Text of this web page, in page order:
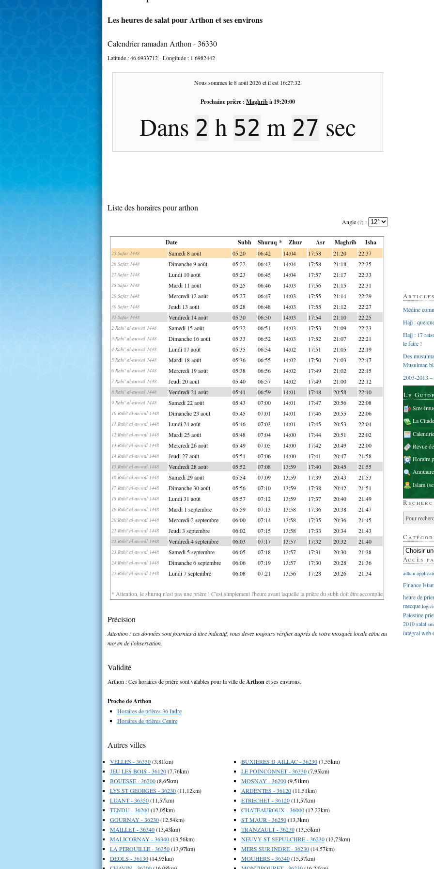
Les heures de salat pour Arthon et ses environs
Calendrier ramadan Arthon - 36330
Latitude :46.6933712- Longitude : 1.6982442
Nous sommes le8 août 2026et il est 16:27:33.
Prochaine prière : Maghribà 19:20:00
Dans 2 h 52 m 26 sec
Liste des horaires pour arthon
Angle (?) :
Date Subh Shuruq * Zhur Asr Maghrib Isha
25 Safar 1448 Samedi 8 août 05:20 06:42 14:04 17:58 21:20 22:37
26 Safar 1448 Dimanche 9 août 05:22 06:43 14:04 17:58 21:18 22:35
27 Safar 1448 Lundi 10 août 05:23 06:45 14:04 17:57 21:17 22:33
28 Safar 1448 Mardi 11 août 05:25 06:46 14:03 17:56 21:15 22:31
29 Safar 1448 Mercredi 12 août 05:27 06:47 14:03 17:55 21:14 22:29
30 Safar 1448 Jeudi 13 août 05:28 06:48 14:03 17:55 21:12 22:27
31 Safar 1448 Vendredi 14 août 05:30 06:50 14:03 17:54 21:10 22:25
2 Rabi' al-awwal 1448 Samedi 15 août 05:32 06:51 14:03 17:53 21:09 22:23
3 Rabi' al-awwal 1448 Dimanche 16 août 05:33 06:52 14:03 17:52 21:07 22:21
4 Rabi' al-awwal 1448 Lundi 17 août 05:35 06:54 14:02 17:51 21:05 22:19
5 Rabi' al-awwal 1448 Mardi 18 août 05:36 06:55 14:02 17:50 21:03 22:17
6 Rabi' al-awwal 1448 Mercredi 19 août 05:38 06:56 14:02 17:49 21:02 22:15
7 Rabi' al-awwal 1448 Jeudi 20 août 05:40 06:57 14:02 17:49 21:00 22:12
8 Rabi' al-awwal 1448 Vendredi 21 août 05:41 06:59 14:01 17:48 20:58 22:10
9 Rabi' al-awwal 1448 Samedi 22 août 05:43 07:00 14:01 17:47 20:56 22:08
10 Rabi' al-awwal 1448 Dimanche 23 août 05:45 07:01 14:01 17:46 20:55 22:06
11 Rabi' al-awwal 1448 Lundi 24 août 05:46 07:03 14:01 17:45 20:53 22:04
12 Rabi' al-awwal 1448 Mardi 25 août 05:48 07:04 14:00 17:44 20:51 22:02
13 Rabi' al-awwal 1448 Mercredi 26 août 05:49 07:05 14:00 17:42 20:49 22:00
14 Rabi' al-awwal 1448 Jeudi 27 août 05:51 07:06 14:00 17:41 20:47 21:58
15 Rabi' al-awwal 1448 Vendredi 28 août 05:52 07:08 13:59 17:40 20:45 21:55
16 Rabi' al-awwal 1448 Samedi 29 août 05:54 07:09 13:59 17:39 20:43 21:53
17 Rabi' al-awwal 1448 Dimanche 30 août 05:56 07:10 13:59 17:38 20:42 21:51
18 Rabi' al-awwal 1448 Lundi 31 août 05:57 07:12 13:59 17:37 20:40 21:49
19 Rabi' al-awwal 1448 Mardi 1 septembre 05:59 07:13 13:58 17:36 20:38 21:47
20 Rabi' al-awwal 1448 Mercredi 2 septembre 06:00 07:14 13:58 17:35 20:36 21:45
21 Rabi' al-awwal 1448 Jeudi 3 septembre 06:02 07:15 13:58 17:33 20:34 21:43
22 Rabi' al-awwal 1448 Vendredi 4 septembre 06:03 07:17 13:57 17:32 20:32 21:40
23 Rabi' al-awwal 1448 Samedi 5 septembre 06:05 07:18 13:57 17:31 20:30 21:38
24 Rabi' al-awwal 1448 Dimanche 6 septembre 06:06 07:19 13:57 17:30 20:28 21:36
25 Rabi' al-awwal 1448 Lundi 7 septembre 06:08 07:21 13:56 17:28 20:26 21:34
* Attention, le shuruq n'est pas une prière ! C'est simplement l'heure avant laquelle la prière du subh doit être accomplie
Précision
Attention : ces données sont fournies à titre indicatif, vous devez toujours vérifier auprès de votre mosquée locale et/ou au
moyen de l'observation.
Validité
Arthon : Ces horaires de prière sont valables pour la ville deArthonet ses environs.
Proche de Arthon
Horaires de prières 36 Indre
Horaires de prières Centre
Autres villes
VELLES - 36330(3,81km)
JEU LES BOIS - 36120(7,76km)
BOUESSE - 36200(8,65km)
LYS ST GEORGES - 36230(11,12km)
LUANT - 36350(11,57km)
TENDU - 36200(12,05km)
GOURNAY - 36230(12,54km)
MAILLET - 36340(13,43km)
MALICORNAY - 36340(13,56km)
LA PEROUILLE - 36350(13,97km)
DEOLS - 36130(14,95km)
BUXIERES D AILLAC - 36230(7,55km)
LE POINCONNET - 36330(7,95km)
MOSNAY - 36200(9,51km)
ARDENTES - 36120(11,51km)
ETRECHET - 36120(11,57km)
CHATEAUROUX - 36000(12,22km)
ST MAUR - 36250(13,3km)
TRANZAULT - 36230(13,55km)
NEUVY ST SEPULCHRE - 36230(13,73km)
MERS SUR INDRE - 36230(14,57km)
MOUHERS - 36340(15,57km)
Médine
Hajj :
Hajj : 17
le faire !
Des
Musulman
2003-2013 –
Le
La
Revue
Horaire
Islam
Accès
adhan
Finance
heure de
mecque
Palestine
2010salat
intégralweb